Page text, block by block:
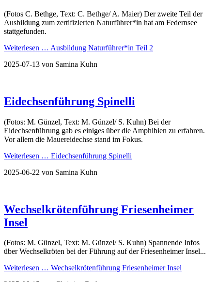
(Fotos C. Bethge, Text: C. Bethge/ A. Maier) Der zweite Teil der
Ausbildung zum zertifizierten Naturführer*in hat am Federnsee
stattgefunden.
Weiterlesen … Ausbildung Naturführer*in Teil 2
2025-07-13 von Samina Kuhn
Eidechsenführung Spinelli
(Fotos: M. Günzel, Text: M. Günzel/ S. Kuhn) Bei der
Eidechsenführung gab es einiges über die Amphibien zu erfahren.
Vor allem die Mauereidechse stand im Fokus.
Weiterlesen … Eidechsenführung Spinelli
2025-06-22 von Samina Kuhn
Wechselkrötenführung Friesenheimer
Insel
(Fotos: M. Günzel, Text: M. Günzel/ S. Kuhn) Spannende Infos
über Wechselkröten bei der Führung auf der Friesenheimer Insel...
Weiterlesen … Wechselkrötenführung Friesenheimer Insel